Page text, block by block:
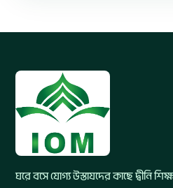
ঘরে বসে যোগ্য উস্তাযদের কাছে দ্বীনি